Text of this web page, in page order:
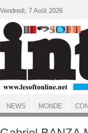
ACCUEIL
Vendredi, 7 Août 2026
NEWS MONDE